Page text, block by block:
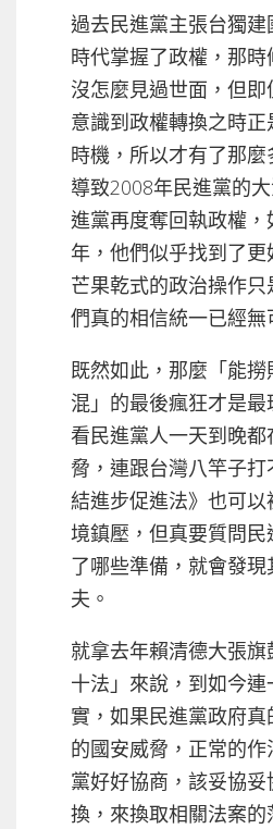
過去民進黨主張台獨
時代掌握了政權，那
沒怎麼見過世面，但
意識到政權轉換之時
時機，所以才有了那
導致2008年民進黨的
進黨再度奪回執政權
年，他們似乎找到了
芒果乾式的政治操作
們真的相信統一已經無
既然如此，那麼「能
混」的最後瘋狂才是
看民進黨人一天到晚
脅，連跟台灣八竿子
結進步促進法》也可
境鎮壓，但真要質問
了哪些準備，就會發
夫。
就拿去年賴清德大張
十法」來說，到如今
實，如果民進黨政府
的國安威脅，正常的
黨好好協商，該妥協
換，來換取相關法案